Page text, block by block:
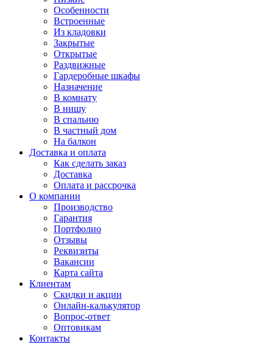
Особенности
Встроенные
Из кладовки
Закрытые
Открытые
Раздвижные
Гардеробные шкафы
Назначение
В комнату
В нишу
В спальню
В частный дом
На балкон
Доставка и оплата
Как сделать заказ
Доставка
Оплата и рассрочка
О компании
Производство
Гарантия
Портфолио
Отзывы
Реквизиты
Вакансии
Карта сайта
Клиентам
Скидки и акции
Онлайн-калькулятор
Вопрос-ответ
Оптовикам
Контакты